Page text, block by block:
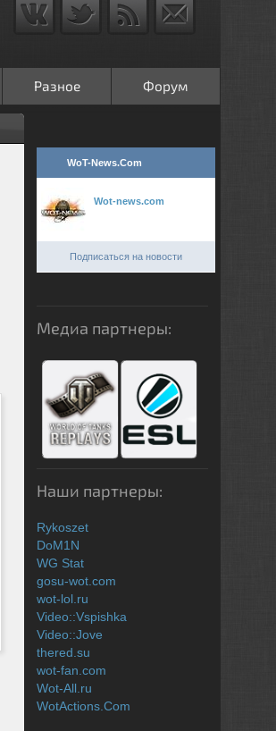
Разное Форум
WoT-News.Com
Wot-news.com
Подписаться на новости
Медиа партнеры:
Наши партнеры:
Rykoszet
DoM1N
WG Stat
gosu-wot.com
wot-lol.ru
Video::Vspishka
Video::Jove
thered.su
wot-fan.com
Wot-All.ru
WotActions.Com